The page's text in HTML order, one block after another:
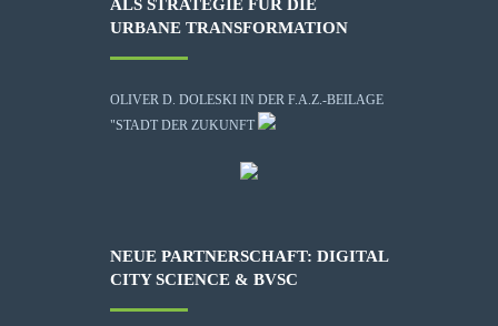
ALS STRATEGIE FÜR DIE
URBANE TRANSFORMATION
OLIVER D. DOLESKI IN DER F.A.Z.-BEILAGE
"STADT DER ZUKUNFT
NEUE PARTNERSCHAFT: DIGITAL
CITY SCIENCE & BVSC